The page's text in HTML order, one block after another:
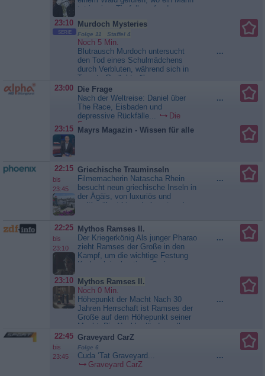
tot in einer Tierfalle gefunden
einen Angriff durch ein Tier hin,
doch Higgins vermutet etwas
anderes. An einem abgelegenen
Campingplatz entdeckt das Team
eine wilde junge Frau in einem...
Murdoch Mysteries
23:10
SERIE
Murdoch Mysteries
Folge 11 Staffel 4
Noch 5 Min.
Blutrausch Murdoch untersucht
den Tod eines Schulmädchens
durch Verbluten, während sich in
Toronto Gerüchte über
Vampirismus breit...
Mysteries
...
23:00
Die Frage
Nach der Weltreise: Daniel über
The Race, Eisbaden und
depressive Rückfälle...
Die
Frage
...
23:15 Mayrs Magazin - Wissen für alle
22:15
bis
23:45
Griechische Trauminseln
Filmemacherin Natascha Rhein
besucht neun griechische Inseln in
der Ägäis, von luxuriös und
weltberühmt bis unbekannt und
Charakter. Allen gemeinsam ist,
dass sie Sehnsuchtsorte sind, die
eine magische Anziehungskraft auf
Urlauber aus...
Griechische
...
22:25
bis
23:10
Mythos Ramses II.
Der Kriegerkönig Als junger Pharao
zieht Ramses der Große in den
Kampf, um die wichtige Festung
Kadesch im heutigen Syrien zu
wird der Feldzug zum Triumph. Die
verfeindeten Hethiter bieten ihm
einen Waffenstillstand an, und
Ramses lässt sich im Anschluss
als Sieger darstellen....
Mythos
Ramses II.
...
23:10
Mythos Ramses II.
Noch 0 Min.
Höhepunkt der Macht Nach 30
Jahren Herrschaft ist Ramses der
Große auf dem Höhepunkt seiner
Macht. Die Nachbarländer zollen
dem Pharao Respekt und Tribut,
während sein Volk ihn als Gott
verehrt. Ramses feiert zum 30-
jährigen Regierungsjubiläum das
Sed-Fest. Dabei vollzieht der über
...
22:45
bis
23:45
Graveyard CarZ
Folge 6
Cuda ‘Tat Graveyard...
Graveyard CarZ
...